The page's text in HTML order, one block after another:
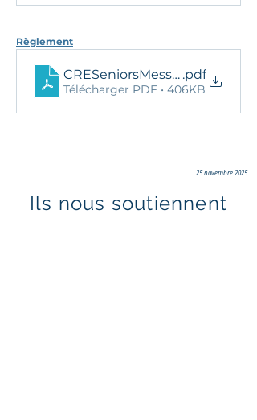
Règlement
.pdf
Télécharger PDF • 406KB
25 novembre 2025
Ils nous soutiennent